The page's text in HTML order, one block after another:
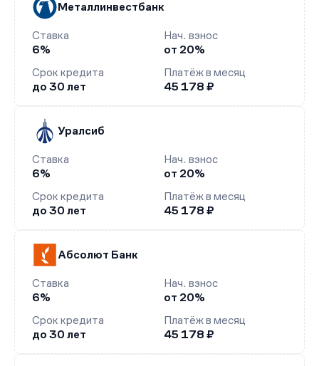
Металлинвестбанк
Ставка
6%
Нач. взнос
от 20%
Срок кредита
до 30 лет
Платёж в месяц
45 178 ₽
Уралсиб
Ставка
6%
Нач. взнос
от 20%
Срок кредита
до 30 лет
Платёж в месяц
45 178 ₽
Абсолют Банк
Ставка
6%
Нач. взнос
от 20%
Срок кредита
до 30 лет
Платёж в месяц
45 178 ₽